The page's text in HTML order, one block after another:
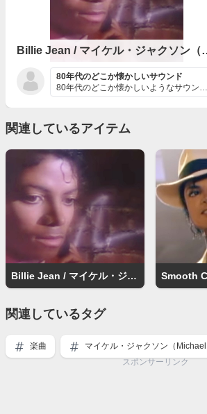
Billie Jean / マイ
80年代のどこか懐かしいサウンド
80年代のどこか懐かしいようなサウンドとパッションを感...
関連しているアイテム
Billie Jean / マイケル・ジャクソン（Michael Jackson）
関連しているタグ
楽曲
マイケル・ジャクソン（Michael
スポンサーリンク